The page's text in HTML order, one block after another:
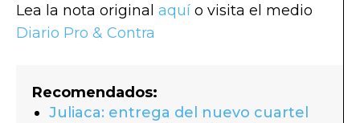
Lea la nota original aquí o visita el medio
Diario Pro & Contra
Recomendados:
Juliaca: entrega del nuevo cuartel